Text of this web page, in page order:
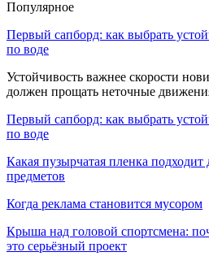
Популярное
Первый сапборд: как выбрать
по воде
Устойчивость важнее скорости
должен прощать неточные
Первый сапборд: как выбрать
по воде
Какая пузырчатая пленка
предметов
Когда реклама становится мусором
Крыша над головой спортсмена:
это серьёзный проект